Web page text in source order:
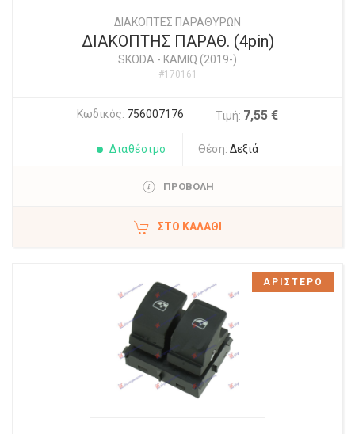
ΔΙΑΚΟΠΤΕΣ ΠΑΡΑΘΥΡΩΝ
ΔΙΑΚΟΠΤΗΣ ΠΑΡΑΘ. (4pin)
SKODA - KAMIQ (2019-)
#170161
Κωδικός: 756007176 Τιμή: 7,55 €
Διαθέσιμο Θέση: Δεξιά
ΠΡΟΒΟΛΗ
ΣΤΟ ΚΑΛΆΘΙ
ΑΡΙΣΤΕΡΟ